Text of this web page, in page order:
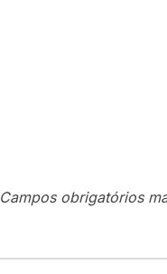
Campos obrigatórios